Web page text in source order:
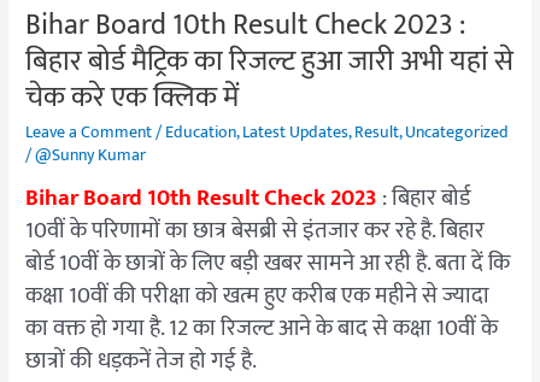
Bihar Board 10th Result Check 2023 :
बिहार बोर्ड मैट्रिक का रिजल्ट हुआ जारी अभी यहां से
चेक करे एक क्लिक में
Leave a Comment/Education,Latest Updates,Result,Uncategorized
/@Sunny Kumar
Bihar Board 10th Result Check 2023: बिहार बोर्ड
10वीं के परिणामों का छात्र बेसब्री से इंतजार कर रहे है. बिहार
बोर्ड 10वीं के छात्रों के लिए बड़ी खबर सामने आ रही है. बता दें कि
कक्षा 10वीं की परीक्षा को खत्म हुए करीब एक महीने से ज्यादा
का वक्त हो गया है. 12 का रिजल्ट आने के बाद से कक्षा 10वीं के
छात्रों की धड़कनें तेज हो गई है.
हुआ
जारी
अभी
यहां
से
करे
एक
क्लिक
में